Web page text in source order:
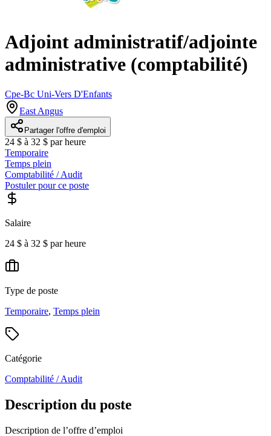
Adjoint administratif/adjointe
administrative (comptabilité)
Cpe-Bc Uni-Vers D'Enfants
East Angus
Partager l'offre d'emploi
24 $ à 32 $ par heure
Temporaire
Temps plein
Comptabilité / Audit
Postuler pour ce poste
Salaire
24 $ à 32 $ par heure
Type de poste
Temporaire, Temps plein
Catégorie
Comptabilité / Audit
Description du poste
Description de l’offre d’emploi